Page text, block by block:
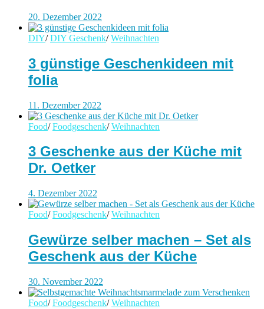
20. Dezember 2022
DIY/ DIY Geschenk/ Weihnachten
3 günstige Geschenkideen mit
folia
11. Dezember 2022
Food/ Foodgeschenk/ Weihnachten
3 Geschenke aus der Küche mit
Dr. Oetker
4. Dezember 2022
Food/ Foodgeschenk/ Weihnachten
Gewürze selber machen – Set als
Geschenk aus der Küche
30. November 2022
Food/ Foodgeschenk/ Weihnachten